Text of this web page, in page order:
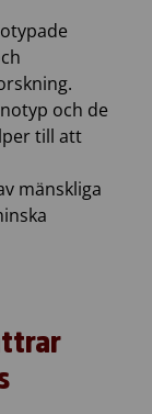
och de
till att
mänskliga